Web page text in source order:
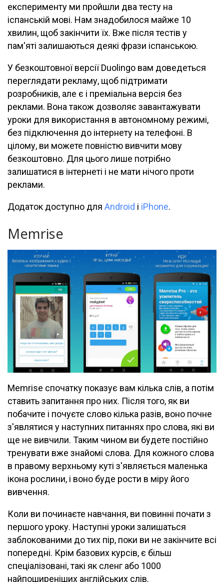
експерименту ми пройшли два тесту на
іспанській мові. Нам знадобилося майже 10
хвилин, щоб закінчити їх. Вже після тестів у
пам'яті залишаються деякі фрази іспанською.
У безкоштовної версії Duolingo вам доведеться
переглядати рекламу, щоб підтримати
розробників, але є і преміальна версія без
реклами. Вона також дозволяє завантажувати
уроки для використання в автономному режимі,
без підключення до інтернету на телефоні. В
цілому, ви можете повністю вивчити мову
безкоштовно. Для цього лише потрібно
залишатися в інтернеті і не мати нічого проти
реклами.
Додаток доступно для Android і iPhone.
Memrise
Memrise спочатку показує вам кілька слів, а потім
ставить запитання про них. Після того, як ви
побачите і почуєте слово кілька разів, воно почне
з'являтися у наступних питаннях про слова, які ви
ще не вивчили. Таким чином ви будете постійно
тренувати вже знайомі слова. Для кожного слова
в правому верхньому куті з'являється маленька
ікона рослини, і воно буде рости в міру його
вивчення.
Коли ви починаєте навчання, ви повинні почати з
першого уроку. Наступні уроки залишаться
заблокованими до тих пір, поки ви не закінчите всі
попередні. Крім базових курсів, є більш
спеціалізовані, такі як сленг або 1000
найпоширеніших англійських слів.